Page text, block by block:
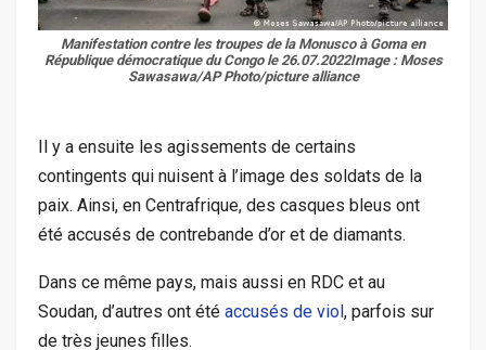
Manifestation contre les troupes de la Monusco à Goma en
République démocratique du Congo le 26.07.2022Image : Moses
Sawasawa/AP Photo/picture alliance
Il y a ensuite les agissements de certains
contingents qui nuisent à l’image des soldats de la
paix. Ainsi, en Centrafrique, des casques bleus ont
été accusés de contrebande d’or et de diamants.
Dans ce même pays, mais aussi en RDC et au
Soudan, d’autres ont été accusés de viol, parfois sur
de très jeunes filles.